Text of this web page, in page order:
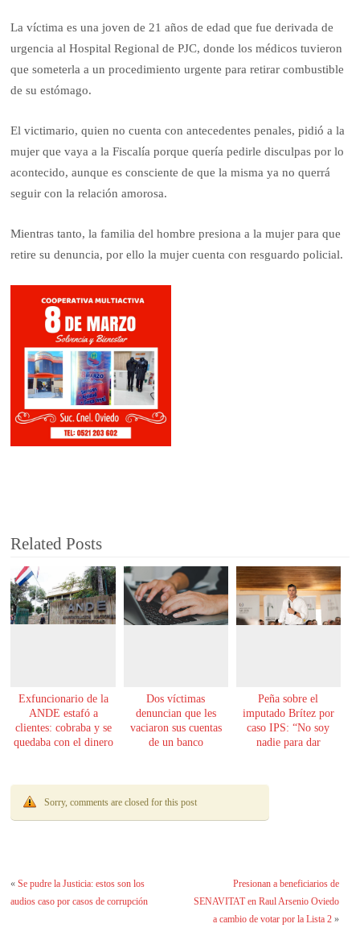
La víctima es una joven de 21 años de edad que fue derivada de
urgencia al Hospital Regional de PJC, donde los médicos tuvieron
que someterla a un procedimiento urgente para retirar combustible
de su estómago.
El victimario, quien no cuenta con antecedentes penales, pidió a la
mujer que vaya a la Fiscalía porque quería pedirle disculpas por lo
acontecido, aunque es consciente de que la misma ya no querrá
seguir con la relación amorosa.
Mientras tanto, la familia del hombre presiona a la mujer para que
retire su denuncia, por ello la mujer cuenta con resguardo policial.
Related Posts
Exfuncionario de la
ANDE estafó a
clientes: cobraba y se
quedaba con el dinero
Dos víctimas
denuncian que les
vaciaron sus cuentas
de un banco
Peña sobre el
imputado Brítez por
caso IPS: “No soy
nadie para dar
Sorry, comments are closed for this post
«Se pudre la Justicia: estos son los
audios caso por casos de corrupción
Presionan a beneficiarios de
SENAVITAT en Raul Arsenio Oviedo
a cambio de votar por la Lista 2»